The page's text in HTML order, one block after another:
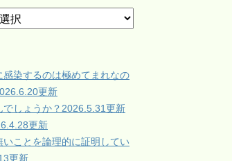
感染するのは極めてまれなの
更新
でしょうか？2026.5.31更新
更新
いことを論理的に証明してい
更新